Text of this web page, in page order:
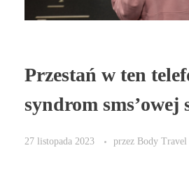
Przestań w ten
syndrom sms’owej
27 listopada 2023 przez Body Travel